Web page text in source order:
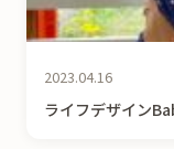
2023.04.16
ライフデザイン